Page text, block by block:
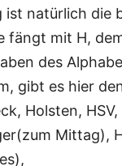
ist natürlich die
fängt mit H,
des
gibt es hier
Holsten, HSV,
Mittag),